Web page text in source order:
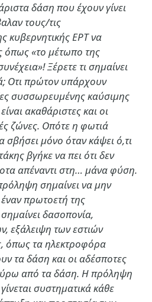
δάση που έχουν γίνει
τους/τις
κυβερνητικής ΕΡΤ να
όπως «το μέτωπο της
Ξέρετε τι σημαίνει
Οτι πρώτον υπάρχουν
συσσωρευμένης καύσιμης
ακαθάριστες και οι
ζώνες. Οπότε η φωτιά
σβήσει μόνο όταν κάψει ό,τι
βγήκε να πει ότι δεν
απέναντι στη… μάνα φύση.
σημαίνει να μην
πρωτοετή της
δασοπονία,
εξάλειψη των εστιών
όπως τα ηλεκτροφόρα
τα δάση και οι αδέσποτες
από τα δάση. Η πρόληψη
συστηματικά κάθε